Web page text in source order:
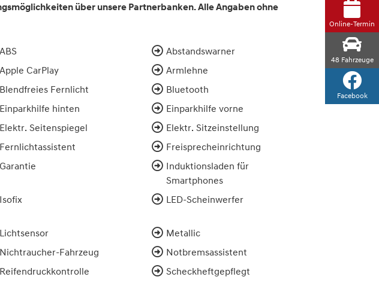
über unsere Partnerbanken. Alle Angaben ohne
ABS
Abstandswarner
Apple CarPlay
Armlehne
Blendfreies Fernlicht
Bluetooth
Einparkhilfe hinten
Einparkhilfe vorne
Elektr. Seitenspiegel
Elektr. Sitzeinstellung
Fernlichtassistent
Freisprecheinrichtung
Garantie
Induktionsladen für
Smartphones
Isofix LED-Scheinwerfer
Lichtsensor
Metallic
Nichtraucher-Fahrzeug
Notbremsassistent
Reifendruckkontrolle
Scheckheftgepflegt
Online-Termin
48Fahrzeuge
Facebook